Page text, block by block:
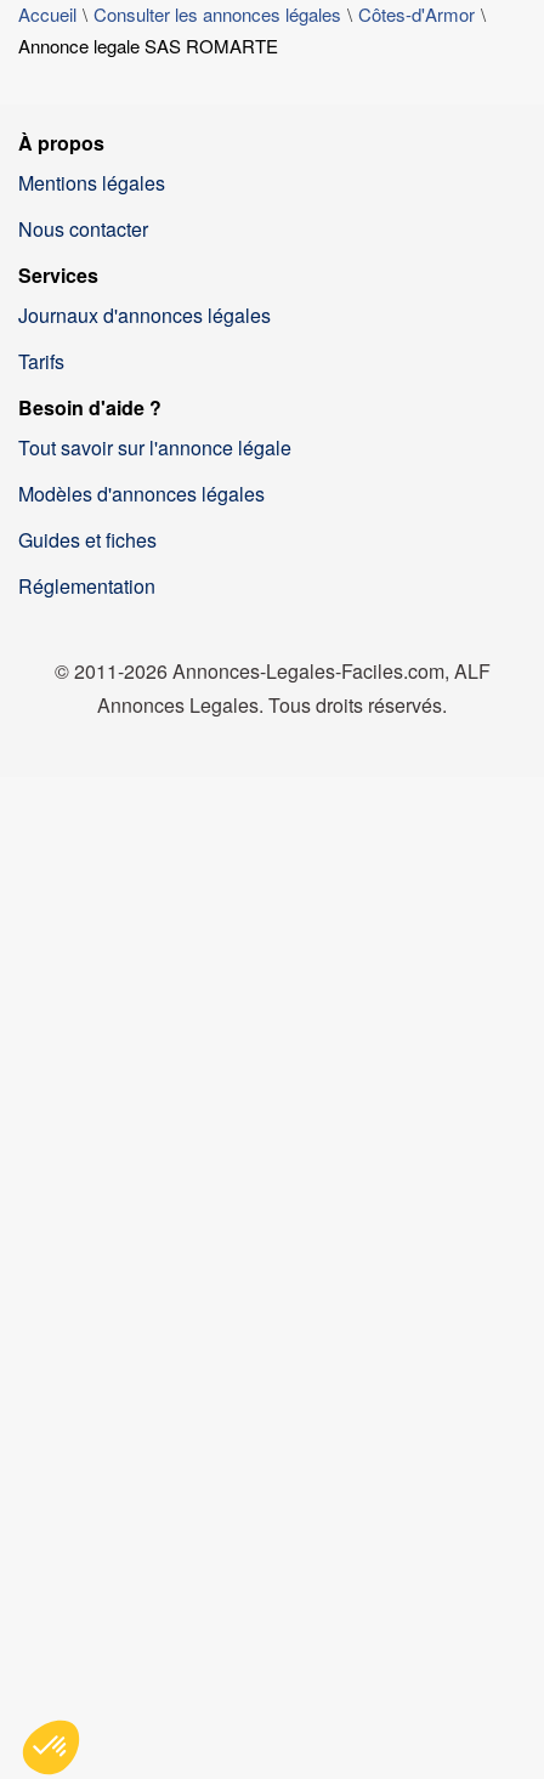
Accueil Consulter les annonces légales
Côtes-d'Armor
Annonce legale SAS ROMARTE
À propos
Mentions légales
Nous contacter
Services
Journaux d'annonces légales
Tarifs
Besoin d'aide ?
Tout savoir sur l'annonce légale
Modèles d'annonces légales
Guides et fiches
Réglementation
© 2011-2026 Annonces-Legales-Faciles.com, ALF
Annonces Legales. Tous droits réservés.